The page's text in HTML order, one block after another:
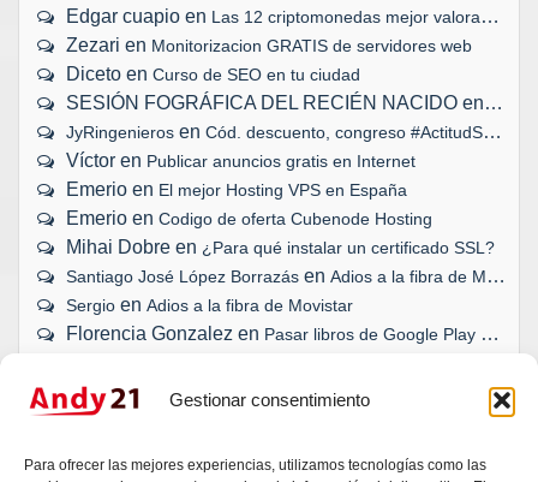
Gestionar consentimiento
Para ofrecer las mejores experiencias, utilizamos tecnologías como las
Edgar cuapio en Las 12 criptomonedas mejor valoradas
Zezari en Monitorizacion GRATIS de servidores web
Diceto en Curso de SEO en tu ciudad
SESIÓN FOGRÁFICA DEL RECIÉN NACIDO en
JyRingenieros en Cód. descuento, congreso #ActitudSocial
Víctor en Publicar anuncios gratis en Internet
Emerio en El mejor Hosting VPS en España
Emerio en Codigo de oferta Cubenode Hosting
Mihai Dobre en ¿Para qué instalar un certificado SSL?
Santiago José López Borrazás en Adios a la fibra de Movistar
Sergio en Adios a la fibra de Movistar
Florencia Gonzalez en Pasar libros de Google Play a eBook
SE HAN QUEDADO ATRÁS?